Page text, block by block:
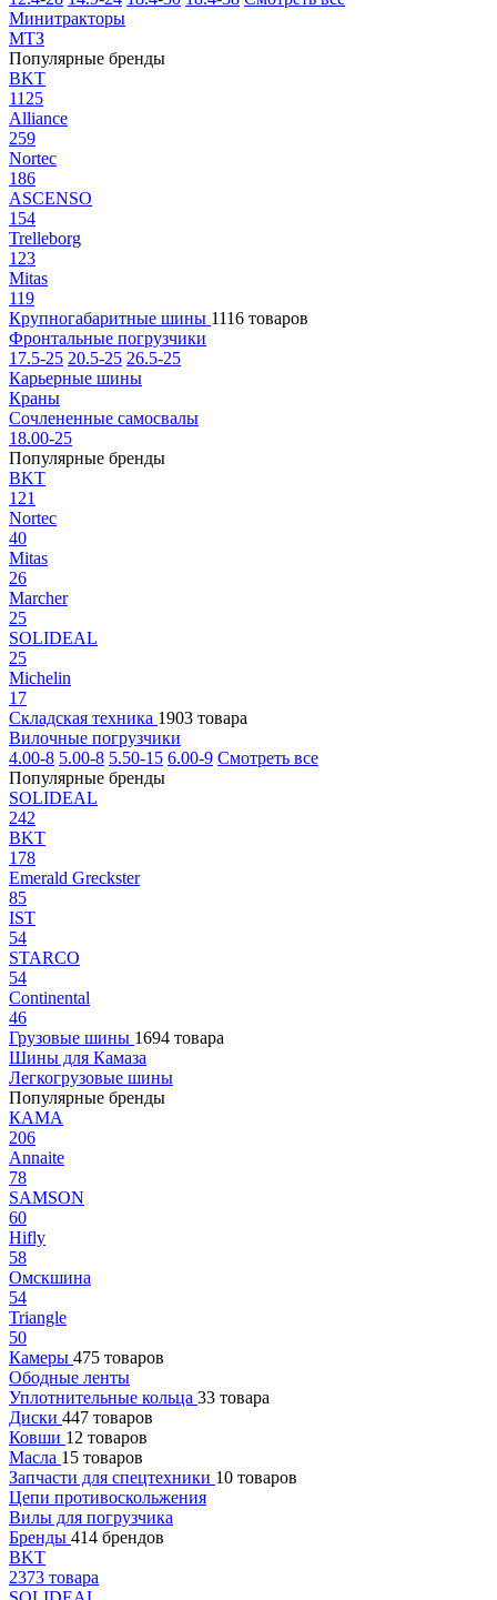
Минитракторы
МТЗ
Популярные бренды
BKT
1125
Alliance
259
Nortec
186
ASCENSO
154
Trelleborg
123
Mitas
119
Крупногабаритные шины 1116 товаров
Фронтальные погрузчики
17.5-25 20.5-25 26.5-25
Карьерные шины
Краны
Сочлененные самосвалы
18.00-25
Популярные бренды
BKT
121
Nortec
40
Mitas
26
Marcher
25
SOLIDEAL
25
Michelin
17
Складская техника 1903 товара
Вилочные погрузчики
4.00-8 5.00-8 5.50-15 6.00-9 Смотреть все
Популярные бренды
SOLIDEAL
242
BKT
178
Emerald Greckster
85
IST
54
STARCO
54
Continental
46
Грузовые шины 1694 товара
Шины для Камаза
Легкогрузовые шины
Популярные бренды
КАМА
206
Annaite
78
SAMSON
60
Hifly
58
Омскшина
54
Triangle
50
Камеры 475 товаров
Ободные ленты
Уплотнительные кольца 33 товара
Диски 447 товаров
Ковши 12 товаров
Масла 15 товаров
Запчасти для спецтехники 10 товаров
Цепи противоскольжения
Вилы для погрузчика
Бренды 414 брендов
BKT
2373 товара